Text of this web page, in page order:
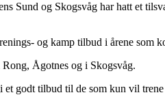
Sund og Skogsvåg har hatt et
og kamp tilbud i årene som
Ågotnes og i Skogsvåg.
godt tilbud til de som kun vil